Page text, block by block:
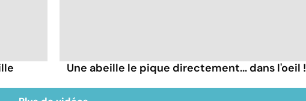
Une abeille le pique directement... dans l'oeil !